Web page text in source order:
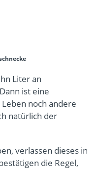
Liter an
ist eine
noch andere
natürlich der
verlassen dieses in
die Regel,